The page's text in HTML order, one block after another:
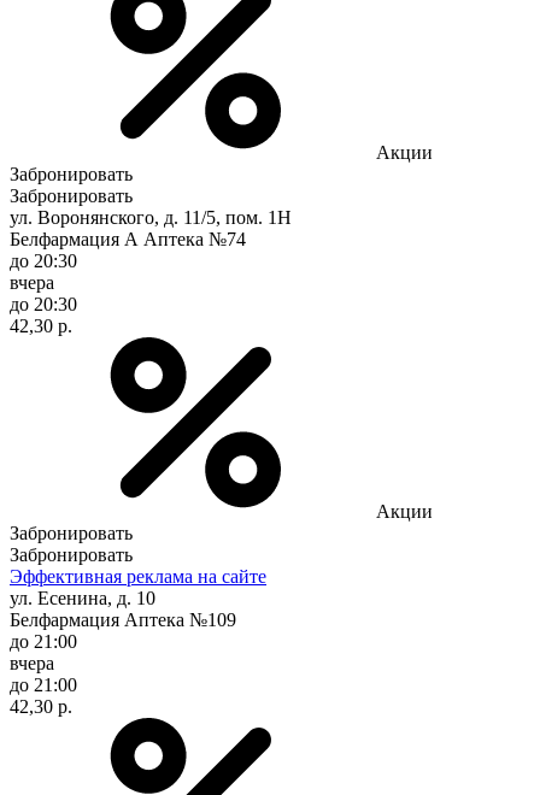
Акции
Забронировать
Забронировать
ул. Воронянского, д. 11/5, пом. 1Н
Белфармация А Аптека №74
до 20:30
вчера
до 20:30
42,30 р.
Акции
Забронировать
Забронировать
Эффективная реклама на сайте
ул. Есенина, д. 10
Белфармация Аптека №109
до 21:00
вчера
до 21:00
42,30 р.